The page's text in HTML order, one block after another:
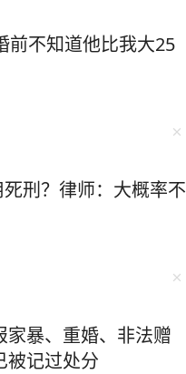
前不知道他比我大25
刑？律师：大概率不
家暴、重婚、非法赠
被记过处分